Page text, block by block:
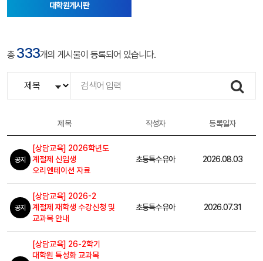
대학원게시판
대
총 333개의 게시물이 등록되어 있습니다.
제목 작성자 등록일자
공지
[상담교육] 2026학년도
계절제 신입생
오리엔테이션 자료
초등특수유아 2026.08.03
공지
[상담교육] 2026-2
계절제 재학생 수강신청 및
교과목 안내
초등특수유아 2026.07.31
[상담교육] 26-2학기
대학원 특성화 교과목